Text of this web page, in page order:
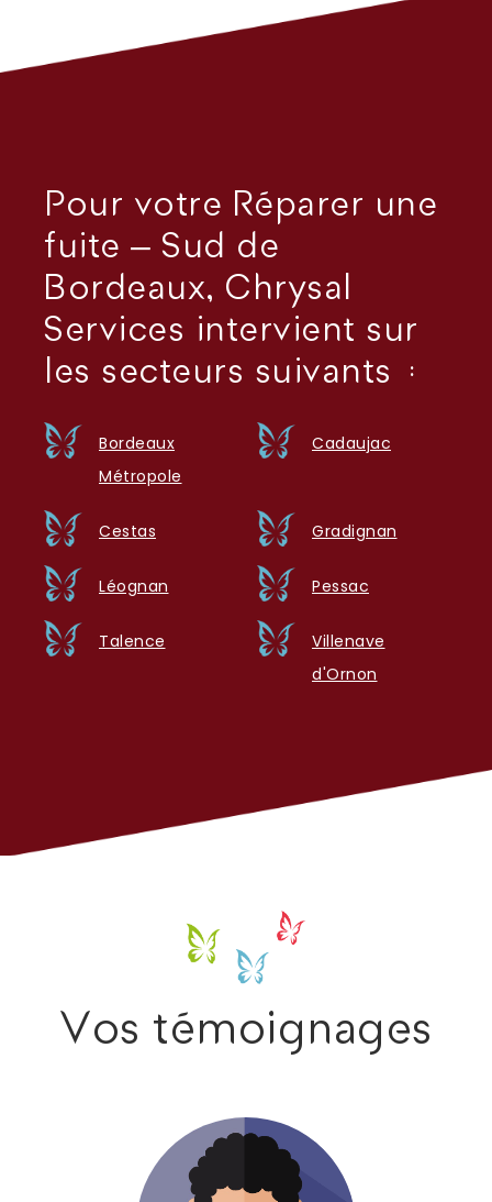
Pour votre Réparer une
fuite – Sud de
Bordeaux, Chrysal
Services intervient sur
les secteurs suivants :
Bordeaux
Métropole
Cadaujac
Cestas Gradignan
Léognan Pessac
Talence
Villenave
d'Ornon
Vos témoignages